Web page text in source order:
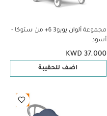
مجموعة ألوان يويو3 6+ من ستوكا -
أسود
KWD 37.000
اضف للحقيبة